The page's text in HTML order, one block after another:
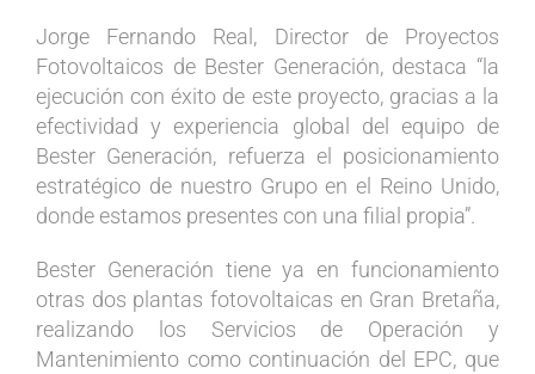
Jorge Fernando Real, Director de Proyectos
Fotovoltaicos de Bester Generación, destaca “la
ejecución con éxito de este proyecto, gracias a la
efectividad y experiencia global del equipo de
Bester Generación, refuerza el posicionamiento
estratégico de nuestro Grupo en el Reino Unido,
donde estamos presentes con una filial propia”.
Bester Generación tiene ya en funcionamiento
otras dos plantas fotovoltaicas en Gran Bretaña,
realizando los Servicios de Operación y
Mantenimiento como continuación del EPC, que